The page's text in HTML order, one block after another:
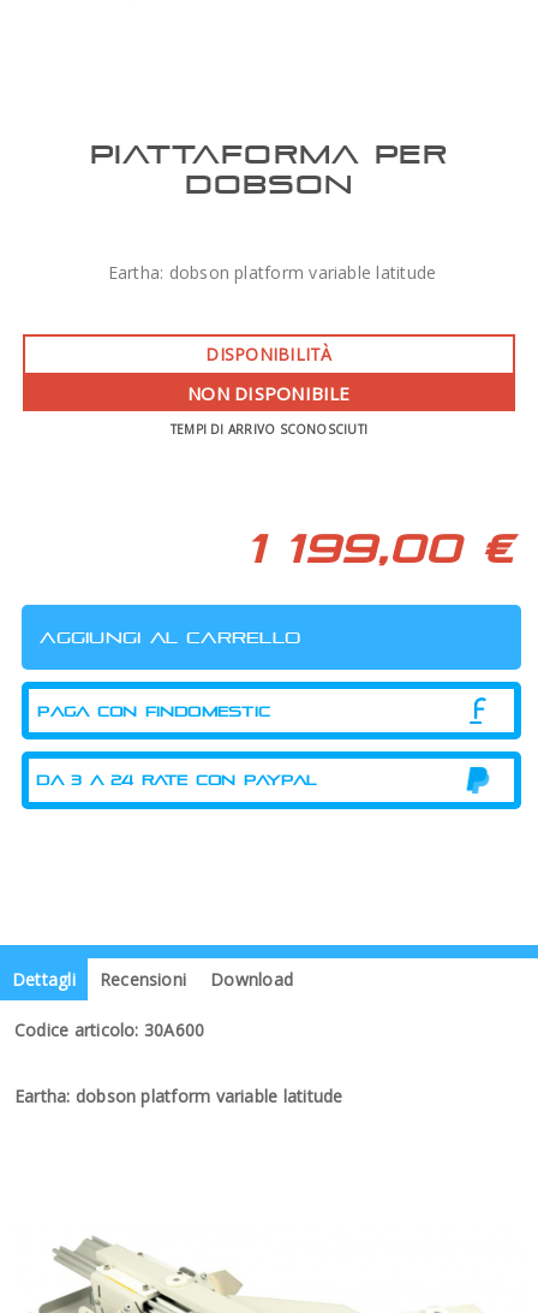
PIATTAFORMA PER
DOBSON
Eartha: dobson platform variable latitude
DISPONIBILITÀ
NON DISPONIBILE
TEMPI DI ARRIVO SCONOSCIUTI
1 199,00 €
PAGA CON FINDOMESTIC
Dettagli Recensioni Download
Codice articolo: 30A600
Eartha: dobson platform variable latitude